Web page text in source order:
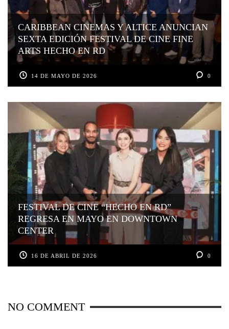
CARIBBEAN CINEMAS Y ALTICE ANUNCIAN
SEXTA EDICIÓN FESTIVAL DE CINE FINE
ARTS HECHO EN RD
14 DE MAYO DE 2026 0
FESTIVAL DE CINE “HECHO EN RD”
REGRESA EN MAYO EN DOWNTOWN
CENTER
16 DE ABRIL DE 2026 0
NO COMMENT